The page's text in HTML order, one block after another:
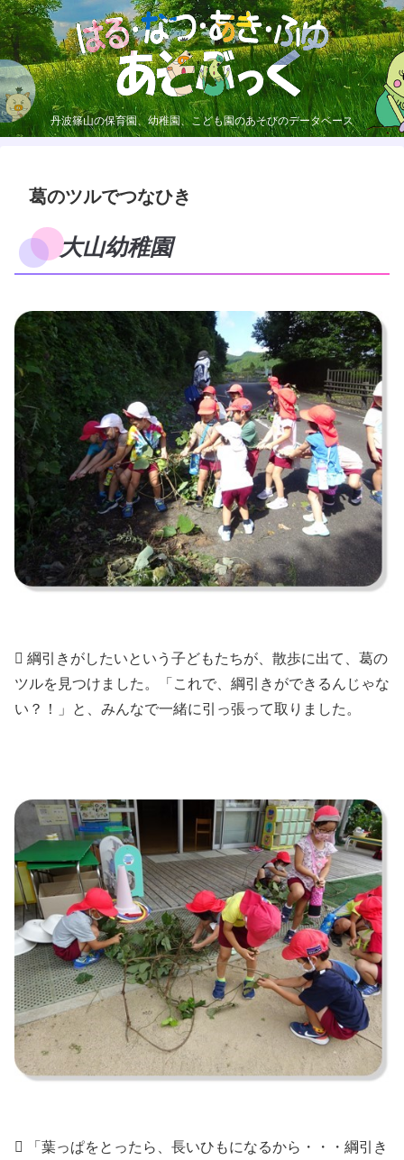
丹波篠山の保育園、幼稚園、こども園のあそびのデータベース
葛のツルでつなひき
大山幼稚園
 綱引きがしたいという子どもたちが、散歩に出て、葛の
ツルを見つけました。「これで、綱引きができるんじゃな
い？！」と、みんなで一緒に引っ張って取りました。
 「葉っぱをとったら、長いひもになるから・・・綱引き